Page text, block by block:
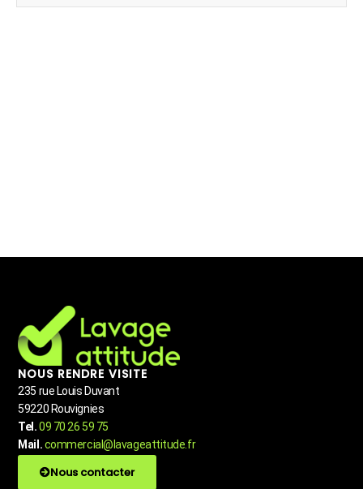
NOUS RENDRE VISITE
235 rue Louis Duvant
59220 Rouvignies
Tel.09 70 26 59 75
Mail.commercial@lavageattitude.fr
Nous contacter